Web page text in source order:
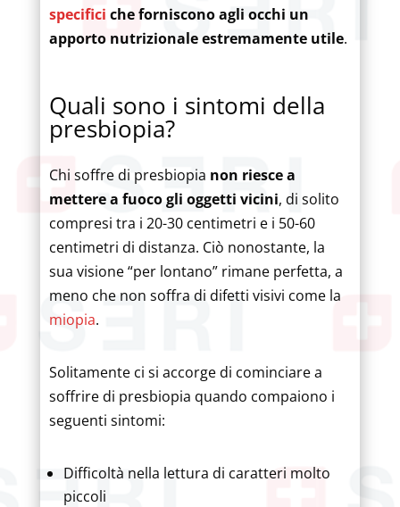
specifici che forniscono agli occhi un
apporto nutrizionale estremamente utile.
Quali sono i sintomi della
presbiopia?
Chi soffre di presbiopia non riesce a
mettere a fuoco gli oggetti vicini, di solito
compresi tra i 20-30 centimetri e i 50-60
centimetri di distanza. Ciò nonostante, la
sua visione “per lontano” rimane perfetta, a
meno che non soffra di difetti visivi come la
miopia.
Solitamente ci si accorge di cominciare a
soffrire di presbiopia quando compaiono i
seguenti sintomi:
Difficoltà nella lettura di caratteri molto
piccoli